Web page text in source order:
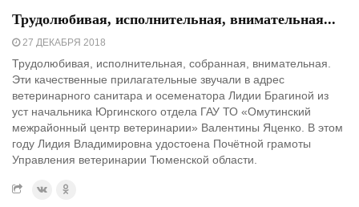
Трудолюбивая, исполнительная, внимательная...
27 ДЕКАБРЯ 2018
Трудолюбивая, исполнительная, собранная, внимательная.
Эти качественные прилагательные звучали в адрес
ветеринарного санитара и осеменатора Лидии Брагиной из
уст начальника Юргинского отдела ГАУ ТО «Омутинский
межрайонный центр ветеринарии» Валентины Яценко. В этом
году Лидия Владимировна удостоена Почётной грамоты
Управления ветеринарии Тюменской области.